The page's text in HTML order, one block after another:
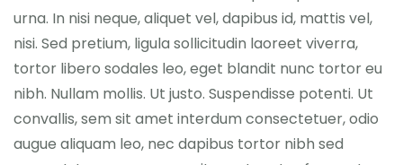
urna. In nisi neque, aliquet vel, dapibus id, mattis vel,
nisi. Sed pretium, ligula sollicitudin laoreet viverra,
tortor libero sodales leo, eget blandit nunc tortor eu
nibh. Nullam mollis. Ut justo. Suspendisse potenti. Ut
convallis, sem sit amet interdum consectetuer, odio
augue aliquam leo, nec dapibus tortor nibh sed